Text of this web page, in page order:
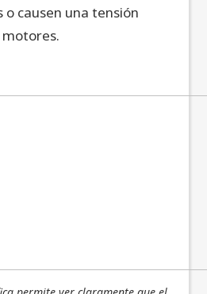
causen una tensión
motores.